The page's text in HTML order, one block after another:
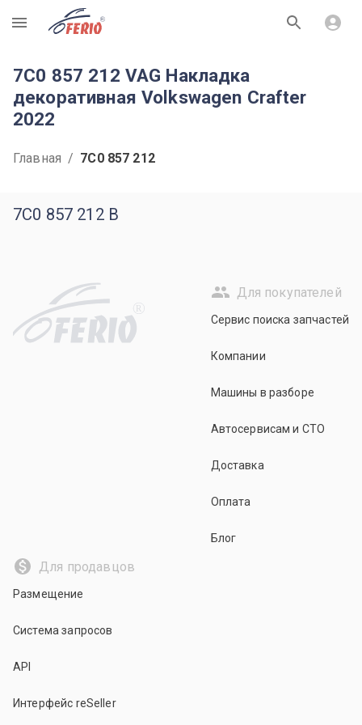
R
7C0 857 212 VAG Накладка
декоративная Volkswagen Crafter
2022
Главная / 7C0 857 212
7C0 857 212 B
R
Для покупателей
Сервис поиска запчастей
Компании
Машины в разборе
Автосервисам и СТО
Доставка
Оплата
Блог
Для продавцов
Размещение
Система запросов
API
Интерфейс reSeller